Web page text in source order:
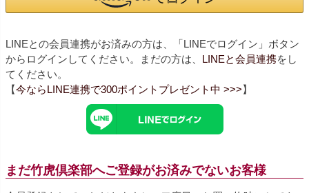
LINEとの会員連携がお済みの方は、「LINEでログイン」ボタン
からログインしてください。まだの方は、 LINEと会員連携をし
てください。
【今ならLINE連携で300ポイントプレゼント中 >>>】
まだ竹虎倶楽部へご登録がお済みでないお客様